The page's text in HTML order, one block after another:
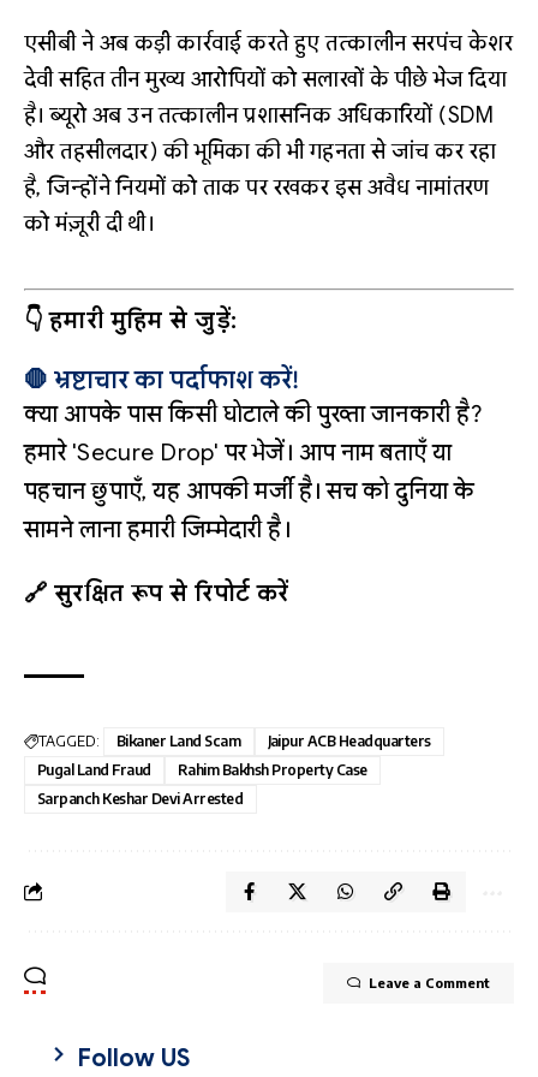
एसीबी ने अब कड़ी कार्रवाई करते हुए तत्कालीन सरपंच केशर
देवी सहित तीन मुख्य आरोपियों को सलाखों के पीछे भेज दिया
है। ब्यूरो अब उन तत्कालीन प्रशासनिक अधिकारियों (SDM
और तहसीलदार) की भूमिका की भी गहनता से जांच कर रहा
है, जिन्होंने नियमों को ताक पर रखकर इस अवैध नामांतरण
को मंज़ूरी दी थी।
👇 हमारी मुहिम से जुड़ें:
🛑 भ्रष्टाचार का पर्दाफाश करें!
क्या आपके पास किसी घोटाले की पुख्ता जानकारी है?
हमारे 'Secure Drop' पर भेजें। आप नाम बताएँ या
पहचान छुपाएँ, यह आपकी मर्जी है। सच को दुनिया के
सामने लाना हमारी जिम्मेदारी है।
🔗 सुरक्षित रूप से रिपोर्ट करें
TAGGED: Bikaner Land Scam
Jaipur ACB Headquarters
Pugal Land Fraud
Rahim Bakhsh Property Case
Sarpanch Keshar Devi Arrested
Leave a Comment
Follow US